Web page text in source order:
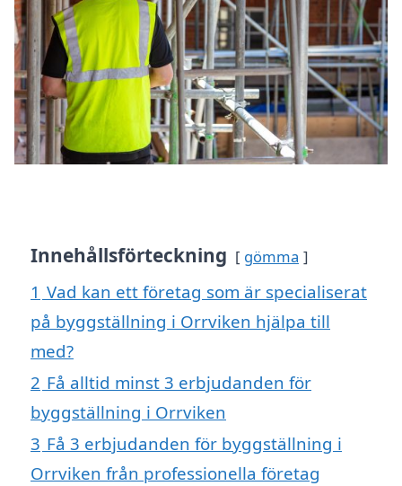
Innehållsförteckning gömma
1 Vad kan ett företag som är specialiserat
på byggställning i Orrviken hjälpa till
med?
2 Få alltid minst 3 erbjudanden för
byggställning i Orrviken
3 Få 3 erbjudanden för byggställning i
Orrviken från professionella företag